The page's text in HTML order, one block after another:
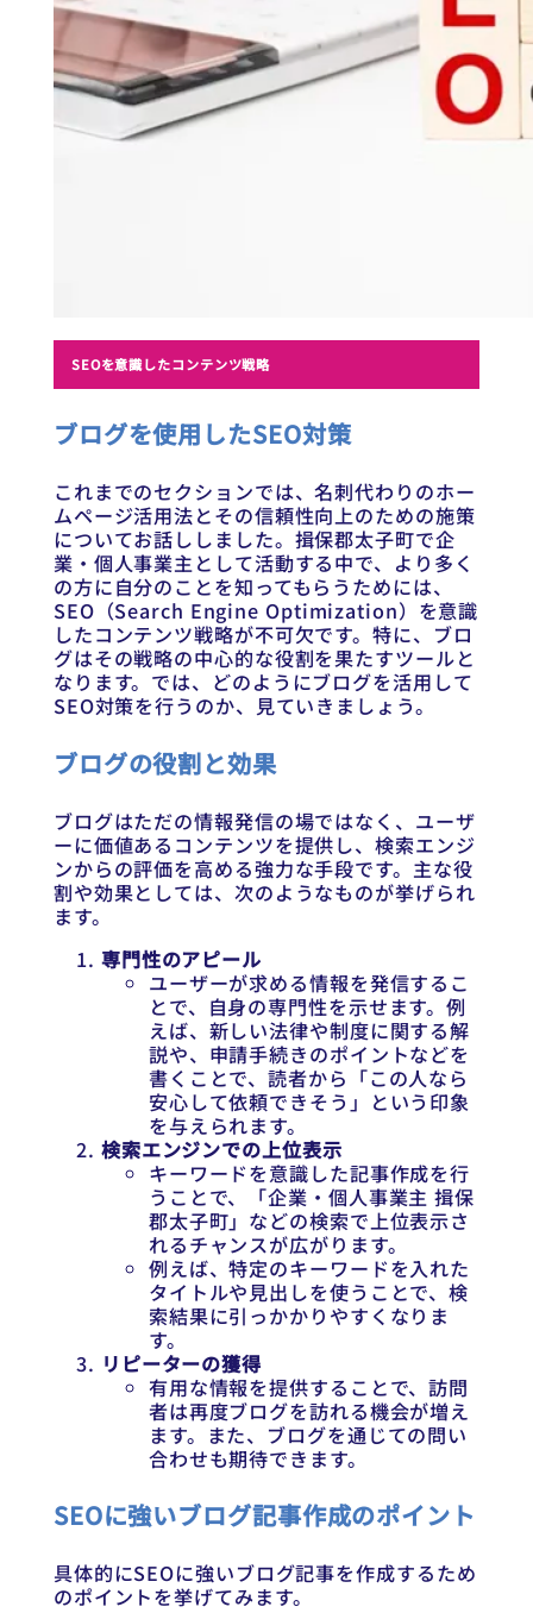
SEOを意識したコンテンツ戦略
ブログを使用したSEO対策
これまでのセクションでは、名刺代わりのホー
ムページ活用法とその信頼性向上のための施策
についてお話ししました。揖保郡太子町で企
業・個人事業主として活動する中で、より多く
の方に自分のことを知ってもらうためには、
SEO（Search Engine Optimization）を意識
したコンテンツ戦略が不可欠です。特に、ブロ
グはその戦略の中心的な役割を果たすツールと
なります。では、どのようにブログを活用して
SEO対策を行うのか、見ていきましょう。
ブログの役割と効果
ブログはただの情報発信の場ではなく、ユーザ
ーに価値あるコンテンツを提供し、検索エンジ
ンからの評価を高める強力な手段です。主な役
割や効果としては、次のようなものが挙げられ
ます。
専門性のアピール
ユーザーが求める情報を発信するこ
とで、自身の専門性を示せます。例
えば、新しい法律や制度に関する解
説や、申請手続きのポイントなどを
書くことで、読者から「この人なら
安心して依頼できそう」という印象
を与えられます。
検索エンジンでの上位表示
キーワードを意識した記事作成を行
うことで、「企業・個人事業主 揖保
郡太子町」などの検索で上位表示さ
れるチャンスが広がります。
例えば、特定のキーワードを入れた
タイトルや見出しを使うことで、検
索結果に引っかかりやすくなりま
す。
リピーターの獲得
有用な情報を提供することで、訪問
者は再度ブログを訪れる機会が増え
ます。また、ブログを通じての問い
合わせも期待できます。
SEOに強いブログ記事作成のポイント
具体的にSEOに強いブログ記事を作成するため
のポイントを挙げてみます。